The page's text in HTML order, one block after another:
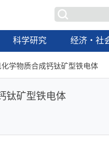
科学研究 经济・社
学物质合成钙钛矿型铁电体
钛矿型铁电体